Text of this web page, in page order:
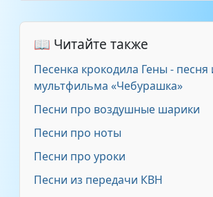
Из мультика — Тролли
(Финальная песня)
Из мультфильма Тролли —
названия
Неизвестен — Из
мультфильма ''Тролли'' -
- из мультфильма ''Тролли'' -
''Trolls
📖 Читайте также
Песенка крокодила Гены - песня
мультфильма «Чебурашка»
Песни про воздушные шарики
Песни про ноты
Песни про уроки
Песни из передачи КВН